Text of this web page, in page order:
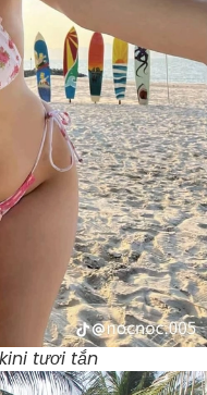
tươi tắn